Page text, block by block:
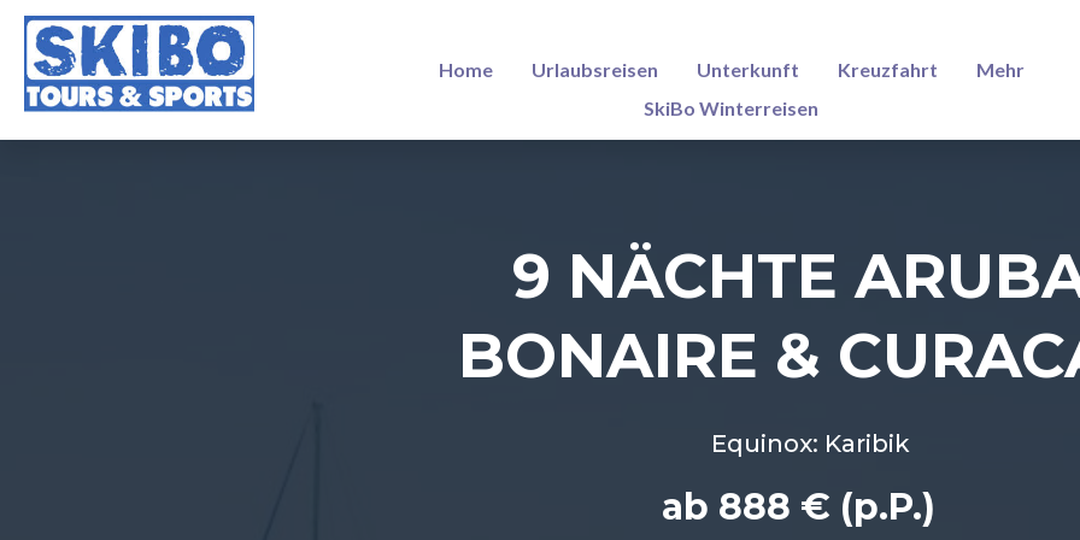
Home Urlaubsreisen Unterkunft Kreuzfahrt
Mehr
SkiBo Winterreisen
9 NÄCHTE
BONAIRE &
Equinox: Karibik
ab 888 € (p.P.)